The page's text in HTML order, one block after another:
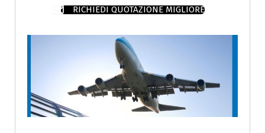
RICHIEDI QUOTAZIONE MIGLIORE